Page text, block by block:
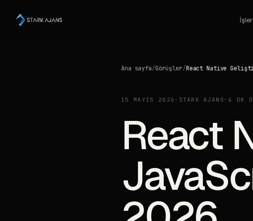
İşler
Ana sayfa/Görüşler/React Native
15 MAYIS 2026 · STARK AJANS · 6 DK
React